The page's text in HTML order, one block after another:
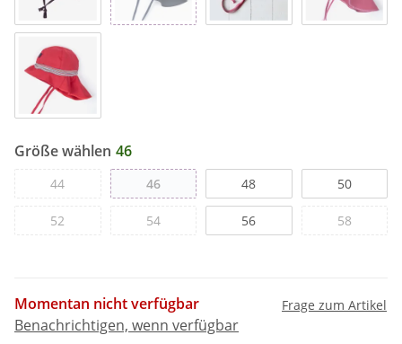
Größe wählen 46
44 46 48 50
52 54 56 58
Momentan nicht verfügbar
Benachrichtigen, wenn verfügbar
Frage zum Artikel